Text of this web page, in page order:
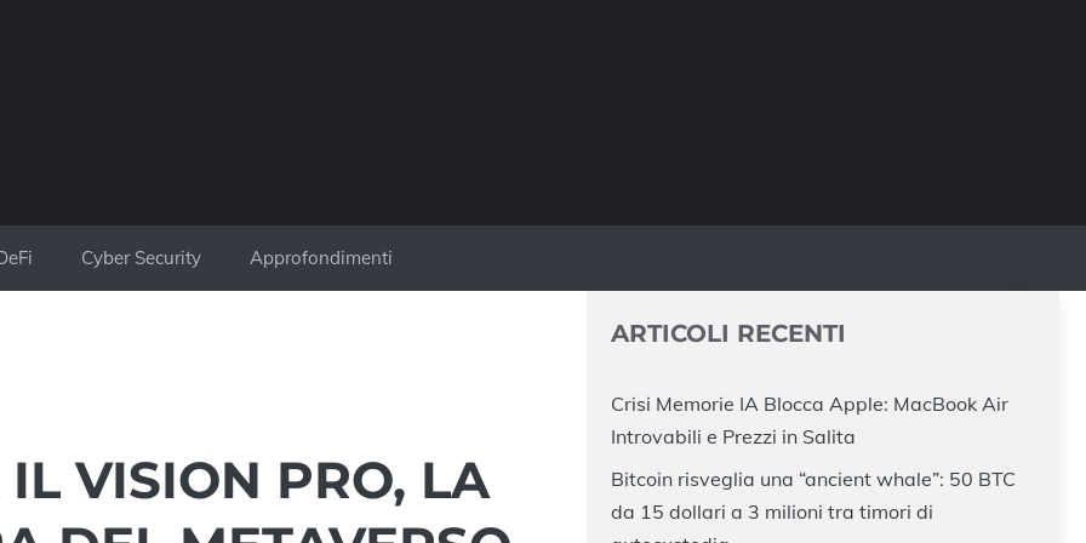
Cyber Security Approfondimenti
VISION PRO, LA
ARTICOLI RECENTI
Crisi Memorie IA Blocca Apple: MacBook Air
Introvabili e Prezzi in Salita
Bitcoin risveglia una “ancient whale”: 50 BTC
da 15 dollari a 3 milioni tra timori di